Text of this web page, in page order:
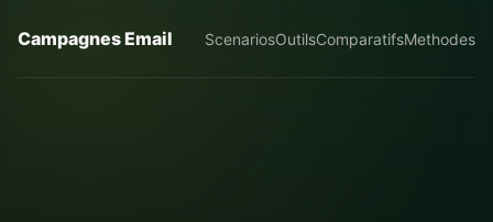
Campagnes Email ScenariosOutilsComparatifsMethodes